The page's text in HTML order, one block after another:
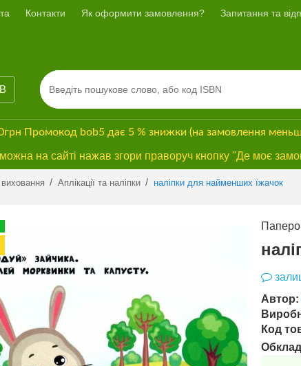
Контакти Як оформити замовлення? Запитання та
Промокод bob5 дає 5 % знижки (на замовлення
на сайті нажав згори праворуч кнопку "Де моє
/ Аплікації та наліпки / наліпки для найменших їжачок
Previous
ПРОМО
ДОСТАВКА*
Автор:
Код